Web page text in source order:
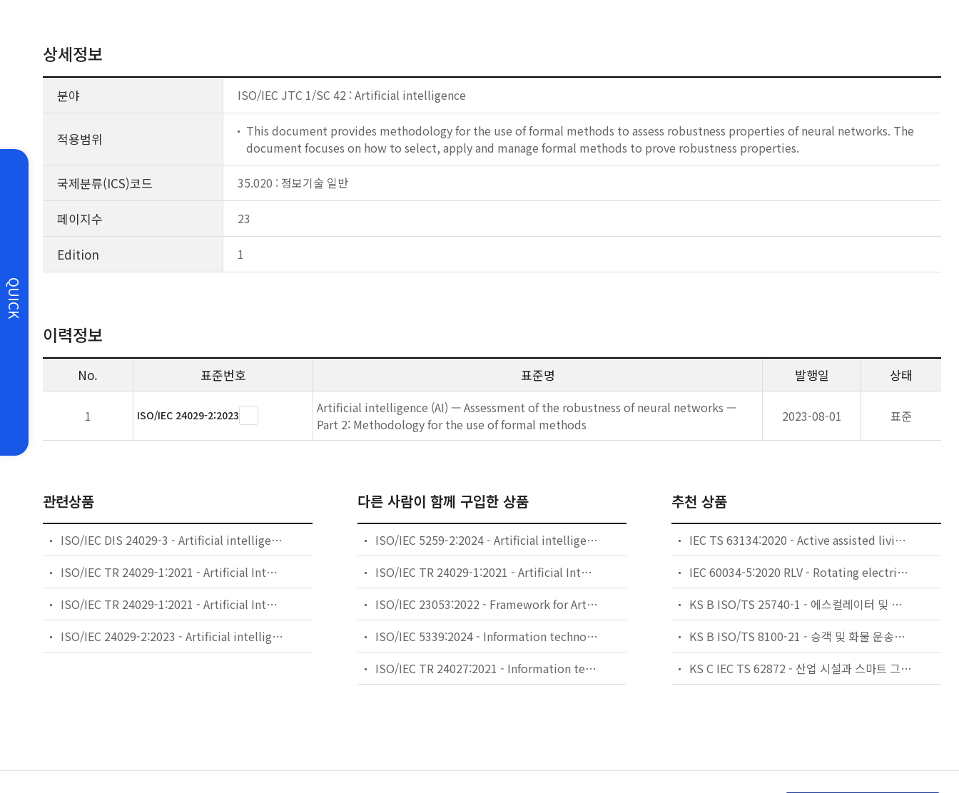
QUICK
상세정보
분야 ISO/IEC JTC 1/SC 42 : Artificial intelligence
적용범위
This document provides methodology for the use of formal methods to assess robustness properties of neural networks. The
document focuses on how to select, apply and manage formal methods to prove robustness properties.
국제분류(ICS)코드 35.020 : 정보기술 일반
페이지수 23
Edition 1
이력정보
No. 표준번호 표준명 발행일 상태
1 ISO/IEC 24029-2:2023
Artificial intelligence (AI) — Assessment of the robustness of neural networks —
Part 2: Methodology for the use of formal methods
2023-08-01 표준
관련상품
ISO/IEC DIS 24029-3 - Artificial intelligence (AI) — Assessment of the robustness of neural networks — Part 3: Methodology for the use of statistical methods
ISO/IEC TR 24029-1:2021 - Artificial Intelligence (AI) — Assessment of the robustness of neural networks — Part 1: Overview
ISO/IEC TR 24029-1:2021 - Artificial Intelligence (AI) - Assessment of the robustness of neural networks - Part 1: Overview
ISO/IEC 24029-2:2023 - Artificial intelligence (AI) - Assessment of the robustness of neural networks - Part 2: Methodology for the use of formal methods
다른 사람이 함께 구입한 상품
ISO/IEC 5259-2:2024 - Artificial intelligence — Data quality for analytics and machine learning (ML) — Part 2: Data quality measures
ISO/IEC TR 24029-1:2021 - Artificial Intelligence (AI) — Assessment of the robustness of neural networks — Part 1: Overview
ISO/IEC 23053:2022 - Framework for Artificial Intelligence (AI) Systems Using Machine Learning (ML)
ISO/IEC 5339:2024 - Information technology — Artificial intelligence — Guidance for AI applications
ISO/IEC TR 24027:2021 - Information technology — Artificial intelligence (AI) — Bias in AI systems and AI aided decision making
추천 상품
IEC TS 63134:2020 - Active assisted living (AAL) use cases
IEC 60034-5:2020 RLV - Rotating electrical machines - Part 5: Degrees of protection provided by the integral design of rotating electrical machines (IP code) - Classification
KS B ISO/TS 25740-1 - 에스컬레이터 및 무빙워크에 대한 안전요건 — 제1부: 세계공통 필수 안전요건(GESRs)
KS B ISO/TS 8100-21 - 승객 및 화물 운송용 엘리베이터 —제21부: 세계공통 필수안전요건(GESRs)을 충족하는 세계공통 안전 파라미터(GSPs)
KS C IEC TS 62872 - 산업 시설과 스마트 그리드 사이의 산업 공정 측정, 제어 및 자동화 시스템 인터페이스